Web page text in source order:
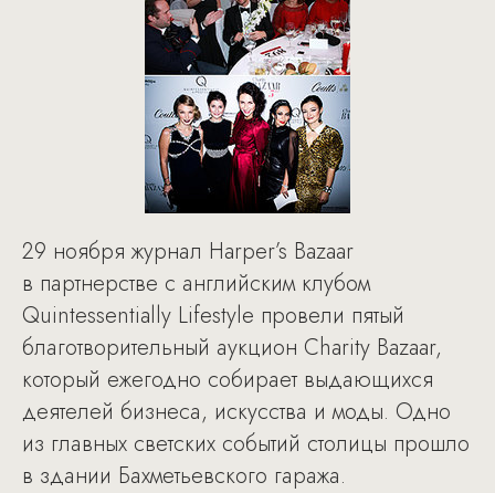
29 ноября журнал Harper’s Bazaar
в партнерстве с английским клубом
Quintessentially Lifestyle провели пятый
благотворительный аукцион Charity Bazaar,
который ежегодно собирает выдающихся
деятелей бизнеса, искусства и моды. Одно
из главных светских событий столицы прошло
в здании Бахметьевского гаража.